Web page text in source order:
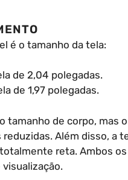
é o tamanho da tela:
de 2,04 polegadas.
de 1,97 polegadas.
tamanho de corpo, mas
Além disso, a
reta. Ambos